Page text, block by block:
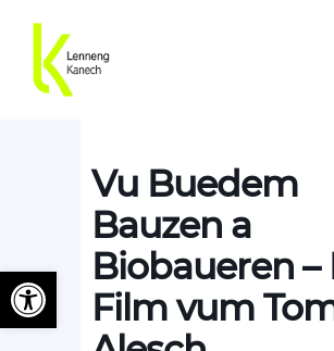
Vu Buedem
Bauzen a
Biobaueren –
Film vum
Ouvrir la barre d’outils